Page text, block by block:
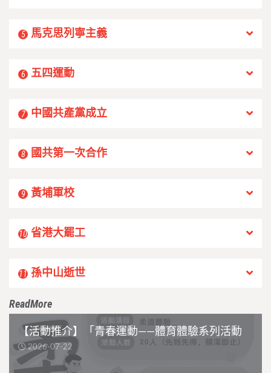
5 馬克思列寧主義
6 五四運動
7 中國共產黨成立
8 國共第一次合作
9 黃埔軍校
10 省港大罷工
11 孫中山逝世
ReadMore
【活動推介】「青春運動——體育體驗系列活動
2026-07-22